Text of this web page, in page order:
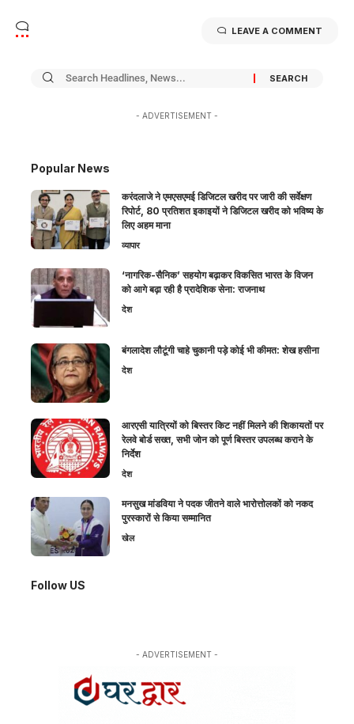
LEAVE A COMMENT
- ADVERTISEMENT -
Popular News
करंदलाजे ने एमएसएमई डिजिटल खरीद पर जारी की सर्वेक्षण
रिपोर्ट, 80 प्रतिशत इकाइयों ने डिजिटल खरीद को भविष्य के
लिए अहम माना
व्यापार
‘नागरिक-सैनिक’ सहयोग बढ़ाकर विकसित भारत के विजन
को आगे बढ़ा रही है प्रादेशिक सेना: राजनाथ
देश
बंगलादेश लौटूंगी चाहे चुकानी पड़े कोई भी कीमत: शेख हसीना
देश
आरएसी यात्रियों को बिस्तर किट नहीं मिलने की शिकायतों पर
रेलवे बोर्ड सख्त, सभी जोन को पूर्ण बिस्तर उपलब्ध कराने के
निर्देश
देश
मनसुख मांडविया ने पदक जीतने वाले भारोत्तोलकों को नकद
पुरस्कारों से किया सम्मानित
खेल
Follow US
- ADVERTISEMENT -